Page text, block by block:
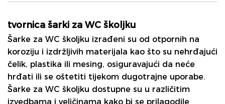
tvornica šarki za WC školjku
Šarke za WC školjku izrađeni su od otpornih na
koroziju i izdržljivih materijala kao što su nehrđajući
čelik, plastika ili mesing, osiguravajući da neće
hrđati ili se oštetiti tijekom dugotrajne uporabe.
Šarke za WC školjku dostupne su u različitim
izvedbama i veličinama kako bi se prilagodile